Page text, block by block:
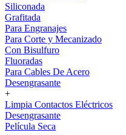
Siliconada
Grafitada
Para Engranajes
Para Corte y Mecanizado
Con Bisulfuro
Fluoradas
Para Cables De Acero
Desengrasante
+
Limpia Contactos Eléctricos
Desengrasante
Película Seca